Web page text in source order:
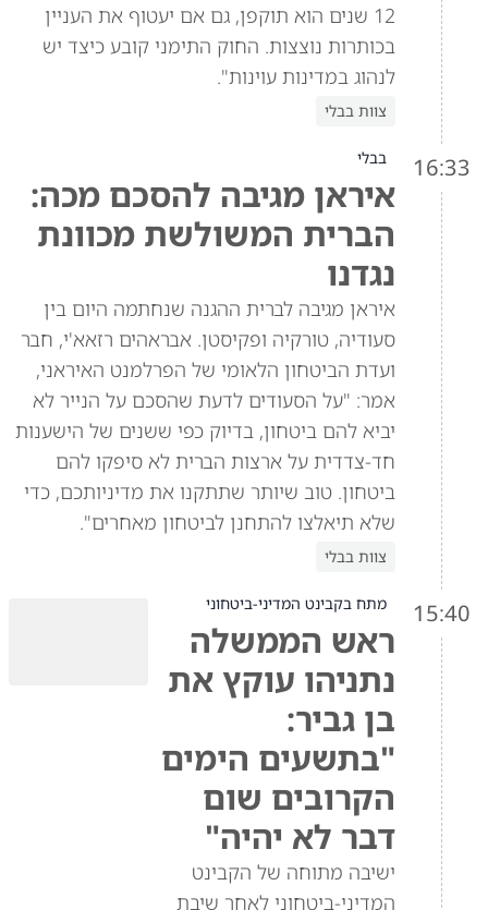
12 שנים הוא תוקפן, גם אם יעטוף את העניין
בכותרות נוצצות. החוק התימני קובע כיצד יש
לנהוג במדינות עוינות".
צוות בבלי
16:33 בבלי
איראן מגיבה להסכם מכה:
הברית המשולשת מכוונת
נגדנו
איראן מגיבה לברית ההגנה שנחתמה היום בין
סעודיה, טורקיה ופקיסטן. אבראהים רזאא'י, חבר
ועדת הביטחון הלאומי של הפרלמנט האיראני,
אמר: "על הסעודים לדעת שהסכם על הנייר לא
יביא להם ביטחון, בדיוק כפי ששנים של הישענות
חד-צדדית על ארצות הברית לא סיפקו להם
ביטחון. טוב שיותר שתתקנו את מדיניותכם, כדי
שלא תיאלצו להתחנן לביטחון מאחרים".
צוות בבלי
15:40 מתח בקבינט המדיני-ביטחוני
ראש הממשלה
נתניהו עוקץ את
בן גביר:
"בתשעים הימים
הקרובים שום
דבר לא יהיה"
ישיבה מתוחה של הקבינט
המדיני-ביטחוני לאחר שיבת